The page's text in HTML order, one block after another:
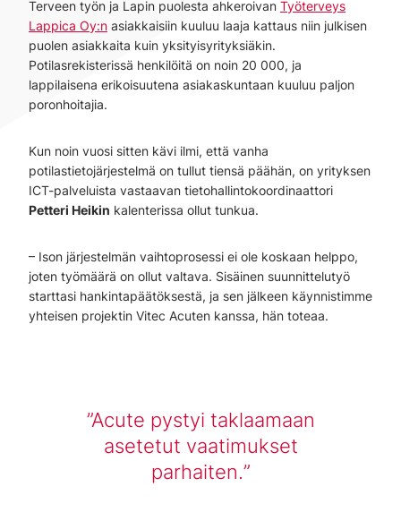
Terveen työn ja Lapin puolesta ahkeroivan Työterveys
Lappica Oy:n asiakkaisiin kuuluu laaja kattaus niin julkisen
puolen asiakkaita kuin yksityisyrityksiäkin.
Potilasrekisterissä henkilöitä on noin 20 000, ja
lappilaisena erikoisuutena asiakaskuntaan kuuluu paljon
poronhoitajia.
Kun noin vuosi sitten kävi ilmi, että vanha
potilastietojärjestelmä on tullut tiensä päähän, on yrityksen
ICT-palveluista vastaavan tietohallintokoordinaattori
Petteri Heikin kalenterissa ollut tunkua.
– Ison järjestelmän vaihtoprosessi ei ole koskaan helppo,
joten työmäärä on ollut valtava. Sisäinen suunnittelutyö
starttasi hankintapäätöksestä, ja sen jälkeen käynnistimme
yhteisen projektin Vitec Acuten kanssa, hän toteaa.
Acute pystyi taklaamaan
asetetut vaatimukset
parhaiten.